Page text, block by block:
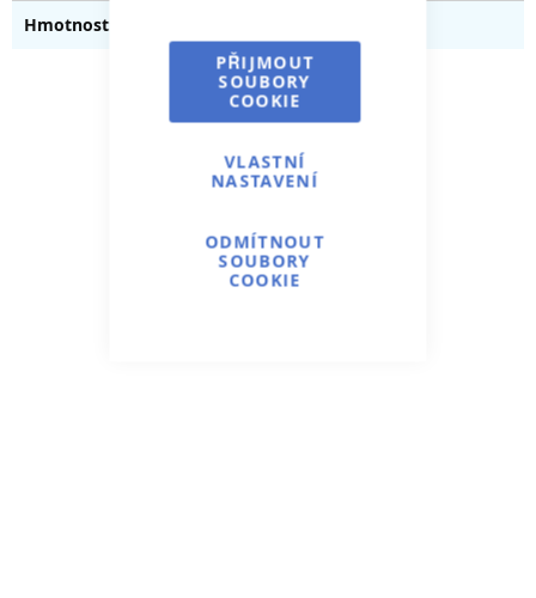
PŘIJMOUT
SOUBORY
COOKIE
VLASTNÍ
NASTAVENÍ
ODMÍTNOUT
SOUBORY
COOKIE